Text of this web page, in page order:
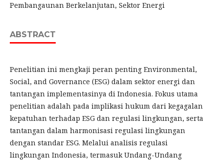
Pembangaunan Berkelanjutan, Sektor Energi
ABSTRACT
Penelitian ini mengkaji peran penting Environmental,
Social, and Governance (ESG) dalam sektor energi dan
tantangan implementasinya di Indonesia. Fokus utama
penelitian adalah pada implikasi hukum dari kegagalan
kepatuhan terhadap ESG dan regulasi lingkungan, serta
tantangan dalam harmonisasi regulasi lingkungan
dengan standar ESG. Melalui analisis regulasi
lingkungan Indonesia, termasuk Undang-Undang